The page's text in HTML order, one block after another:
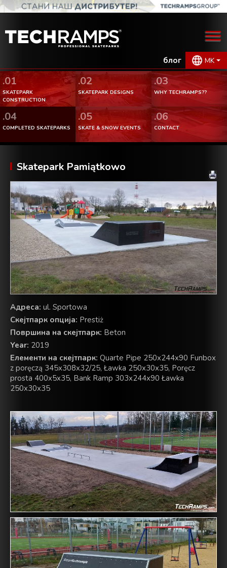
блог MK
.01
SKATEPARK
CONSTRUCTION
.02
SKATEPARK DESIGNS
.03
WHY TECHRAMPS??
.04
COMPLETED SKATEPARKS
.05
SKATE & SNOW EVENTS
.06
CONTACT
Skatepark Pamiątkowo
Адреса: ul. Sportowa
Скејтпарк опција: Prestiż
Површина на скејтпарк: Beton
Year: 2019
Елементи на скејтпарк: Quarte Pipe 250x244x90 Funbox
z poręczą 345x308x32/25, Ławka 250x30x35, Poręcz
prosta 400x5x35, Bank Ramp 303x244x90 Ławka
250x30x35